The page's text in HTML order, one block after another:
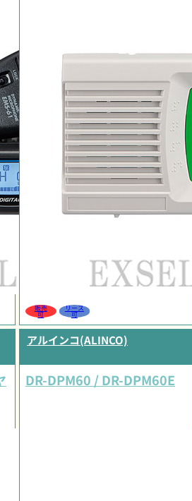
販売
可
リース
可
アルインコ(ALINCO)
DR-DPM60 / DR-DPM60E